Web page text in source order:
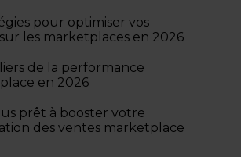
pour optimiser vos
les marketplaces en 2026
de la performance
en 2026
prêt à booster votre
des ventes marketplace